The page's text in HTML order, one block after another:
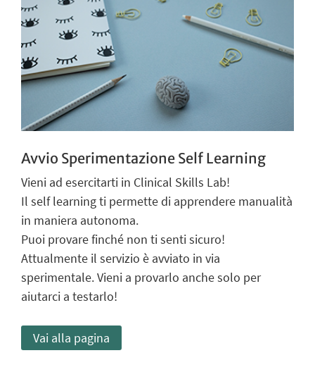
Avvio Sperimentazione Self Learning
Vieni ad esercitarti in Clinical Skills Lab!
Il self learning ti permette di apprendere manualità
in maniera autonoma.
Puoi provare finché non ti senti sicuro!
Attualmente il servizio è avviato in via
sperimentale. Vieni a provarlo anche solo per
aiutarci a testarlo!
Vai alla pagina